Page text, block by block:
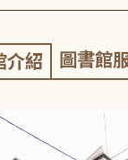
介紹 圖書館